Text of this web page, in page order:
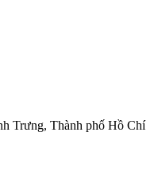
Trưng, Thành phố Hồ Chí